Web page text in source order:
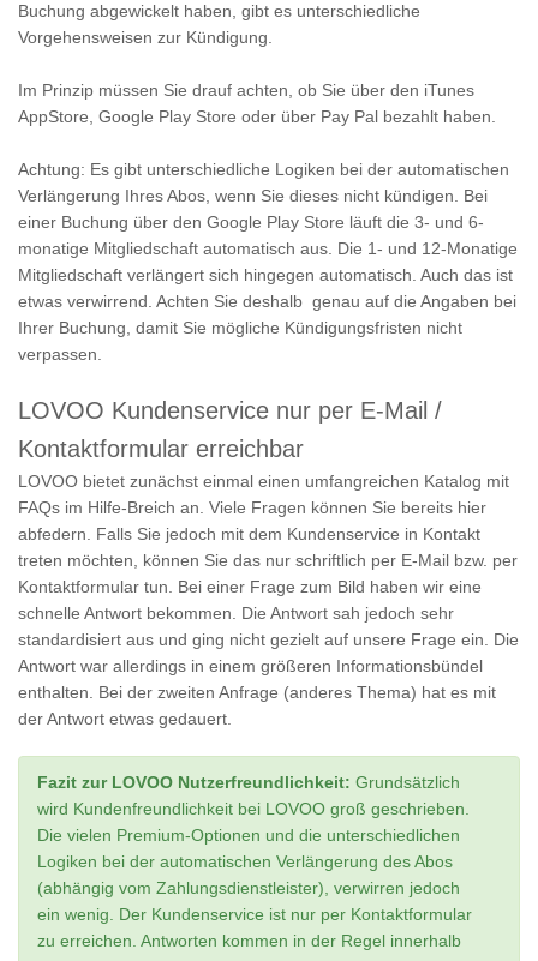
Buchung abgewickelt haben, gibt es unterschiedliche
Vorgehensweisen zur Kündigung.
Im Prinzip müssen Sie drauf achten, ob Sie über den iTunes
AppStore, Google Play Store oder über Pay Pal bezahlt haben.
Achtung: Es gibt unterschiedliche Logiken bei der automatischen
Verlängerung Ihres Abos, wenn Sie dieses nicht kündigen. Bei
einer Buchung über den Google Play Store läuft die 3- und 6-
monatige Mitgliedschaft automatisch aus. Die 1- und 12-Monatige
Mitgliedschaft verlängert sich hingegen automatisch. Auch das ist
etwas verwirrend. Achten Sie deshalb genau auf die Angaben bei
Ihrer Buchung, damit Sie mögliche Kündigungsfristen nicht
verpassen.
LOVOO Kundenservice nur per E-Mail /
Kontaktformular erreichbar
LOVOO bietet zunächst einmal einen umfangreichen Katalog mit
FAQs im Hilfe-Breich an. Viele Fragen können Sie bereits hier
abfedern. Falls Sie jedoch mit dem Kundenservice in Kontakt
treten möchten, können Sie das nur schriftlich per E-Mail bzw. per
Kontaktformular tun. Bei einer Frage zum Bild haben wir eine
schnelle Antwort bekommen. Die Antwort sah jedoch sehr
standardisiert aus und ging nicht gezielt auf unsere Frage ein. Die
Antwort war allerdings in einem größeren Informationsbündel
enthalten. Bei der zweiten Anfrage (anderes Thema) hat es mit
der Antwort etwas gedauert.
Fazit zur LOVOO Nutzerfreundlichkeit: Grundsätzlich
wird Kundenfreundlichkeit bei LOVOO groß geschrieben.
Die vielen Premium-Optionen und die unterschiedlichen
Logiken bei der automatischen Verlängerung des Abos
(abhängig vom Zahlungsdienstleister), verwirren jedoch
ein wenig. Der Kundenservice ist nur per Kontaktformular
zu erreichen. Antworten kommen in der Regel innerhalb